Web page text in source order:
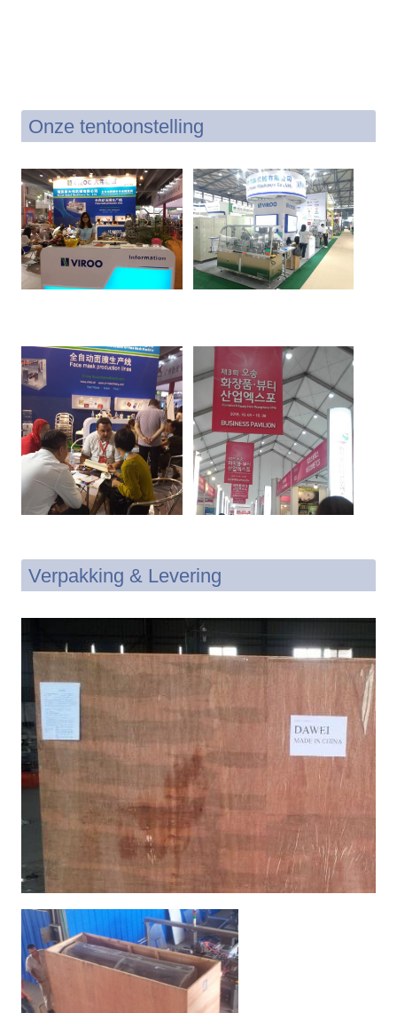
Onze tentoonstelling
Verpakking & Levering